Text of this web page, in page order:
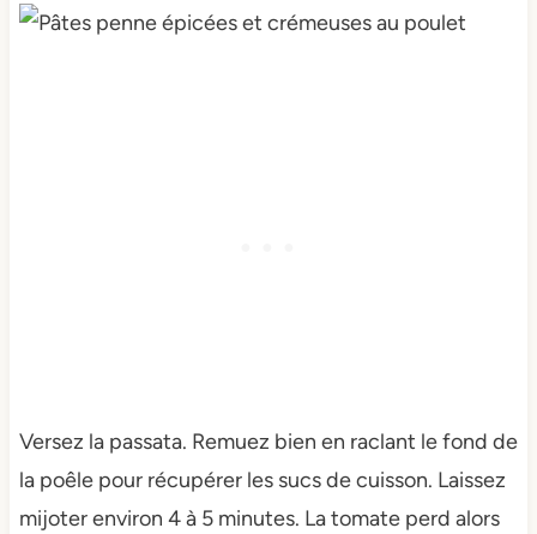
Versez la passata. Remuez bien en raclant le fond de
la poêle pour récupérer les sucs de cuisson. Laissez
mijoter environ 4 à 5 minutes. La tomate perd alors